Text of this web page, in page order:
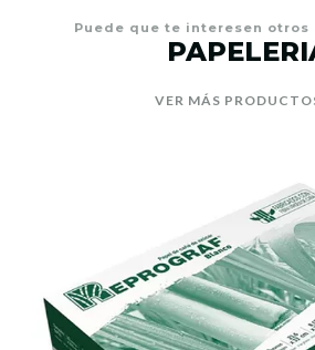
Puede que te interesen otros
VER MÁS